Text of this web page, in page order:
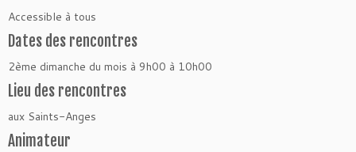
Accessible à tous
Dates des rencontres
2ème dimanche du mois à 9h00 à 10h00
Lieu des rencontres
aux Saints-Anges
Animateur